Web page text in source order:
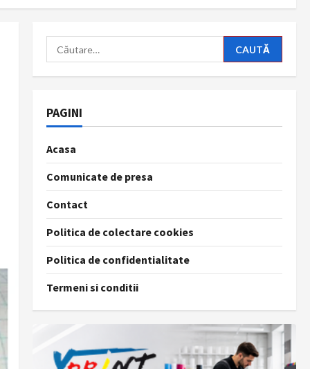
Caută
după:
PAGINI
Acasa
Comunicate de presa
Contact
Politica de colectare cookies
Politica de confidentialitate
Termeni si conditii